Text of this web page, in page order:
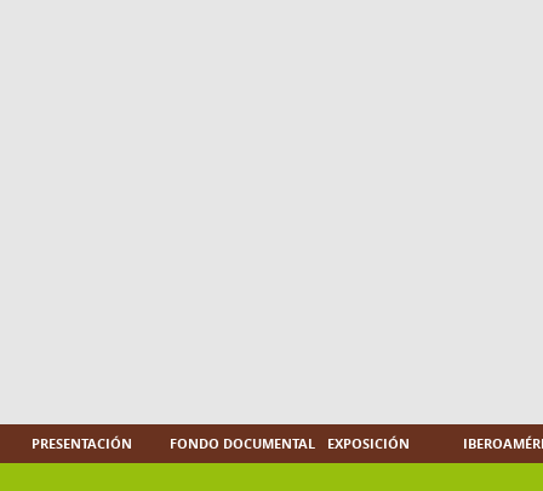
PRESENTACIÓN FONDO DOCUMENTAL EXPOSICIÓN